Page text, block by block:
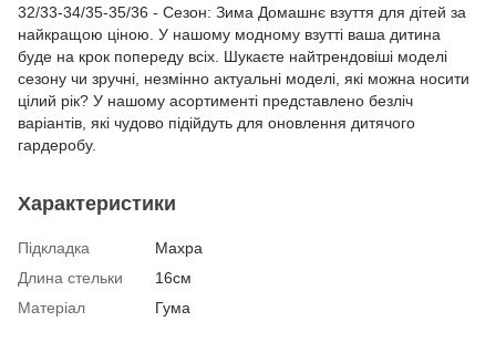
32/33-34/35-35/36 - Сезон: Зима Домашнє взуття для дітей за
найкращою ціною. У нашому модному взутті ваша дитина
буде на крок попереду всіх. Шукаєте найтрендовіші моделі
сезону чи зручні, незмінно актуальні моделі, які можна носити
цілий рік? У нашому асортименті представлено безліч
варіантів, які чудово підійдуть для оновлення дитячого
гардеробу.
Характеристики
Підкладка
Махра
Длина стельки
16см
Матеріал
Гума